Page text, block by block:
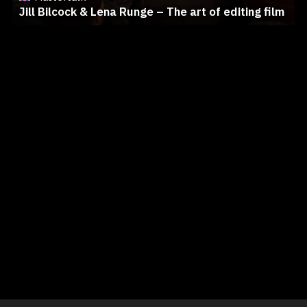
Jill Bilcock & Lena Runge – The art of editing film